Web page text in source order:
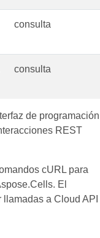
consulta
consulta
de programación
REST
cURL para
El
a Cloud API